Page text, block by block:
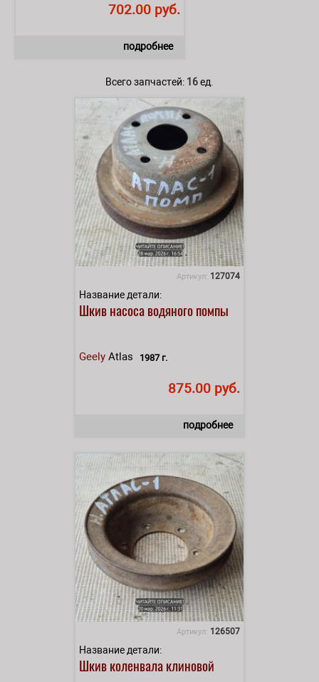
702.00 руб.
подробнее
Всего запчастей: 16ед.
Артикул: 127074
Название детали:
Шкив насоса водяного помпы
Geely Atlas 1987 г.
875.00 руб.
подробнее
Артикул: 126507
Название детали:
Шкив коленвала клиновой